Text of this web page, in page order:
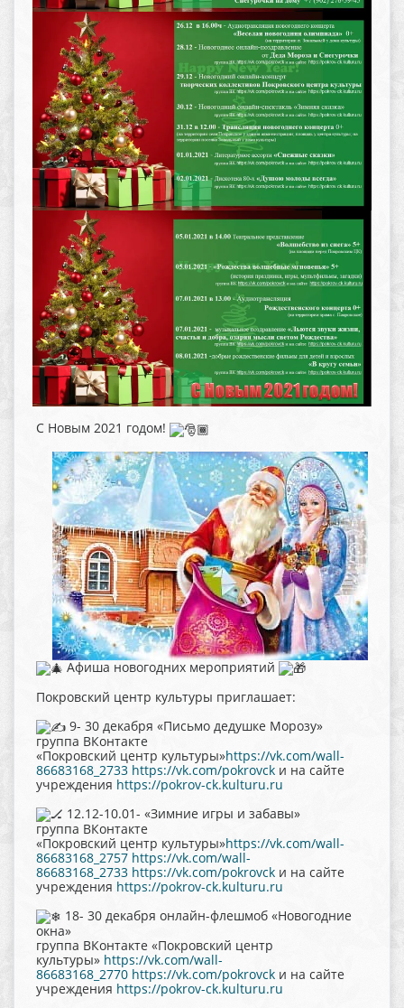
С Новым 2021 годом!
Афиша новогодних мероприятий
Покровский центр культуры приглашает:
9- 30 декабря «Письмо дедушке Морозу»
группа ВКонтакте
«Покровский центр культуры»https://vk.com/wall-
86683168_2733 https://vk.com/pokrovck и на сайте
учреждения https://pokrov-ck.kulturu.ru
12.12-10.01- «Зимние игры и забавы»
группа ВКонтакте
«Покровский центр культуры»https://vk.com/wall-
86683168_2757 https://vk.com/wall-
86683168_2733 https://vk.com/pokrovck и на сайте
учреждения https://pokrov-ck.kulturu.ru
18- 30 декабря онлайн-флешмоб «Новогодние
окна»
группа ВКонтакте «Покровский центр
культуры» https://vk.com/wall-
86683168_2770 https://vk.com/pokrovck и на сайте
учреждения https://pokrov-ck.kulturu.ru